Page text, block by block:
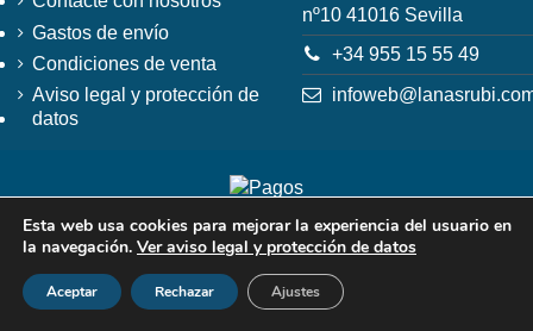
Gastos de envío
Condiciones de venta
Aviso legal y protección de
datos
nº10 41016 Sevilla
+34 955 15 55 49
Esta web usa cookies para mejorar la experiencia del usuario en
la navegación. Ver aviso legal y protección de datos
Aceptar Rechazar Ajustes